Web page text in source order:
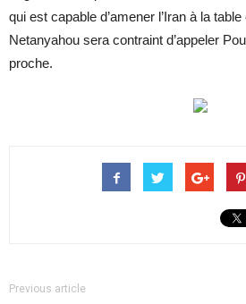
qui est capable d’amener l’Iran à la
Netanyahou sera contraint d’appeler
proche.
Previous article